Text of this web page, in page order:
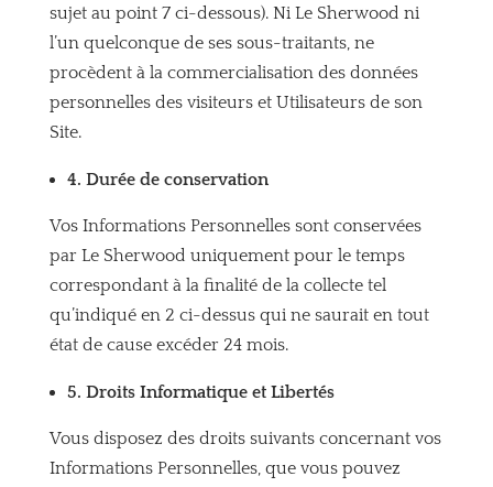
sujet au point 7 ci-dessous). Ni Le Sherwood ni
l’un quelconque de ses sous-traitants, ne
procèdent à la commercialisation des données
personnelles des visiteurs et Utilisateurs de son
Site.
4. Durée de conservation
Vos Informations Personnelles sont conservées
par Le Sherwood uniquement pour le temps
correspondant à la finalité de la collecte tel
qu’indiqué en 2 ci-dessus qui ne saurait en tout
état de cause excéder 24 mois.
5. Droits Informatique et Libertés
Vous disposez des droits suivants concernant vos
Informations Personnelles, que vous pouvez